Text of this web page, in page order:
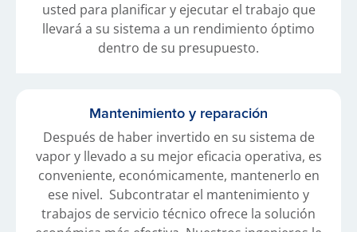
usted para planificar y ejecutar el trabajo que
llevará a su sistema a un rendimiento óptimo
dentro de su presupuesto.
Mantenimiento y reparación
Después de haber invertido en su sistema de
vapor y llevado a su mejor eficacia operativa, es
conveniente, económicamente, mantenerlo en
ese nivel. Subcontratar el mantenimiento y
trabajos de servicio técnico ofrece la solución